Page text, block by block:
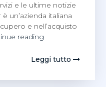
e le ultime notizie
un’azienda italiana
e nell’acquisto
reading
SpA,
partner
Leggi tutto